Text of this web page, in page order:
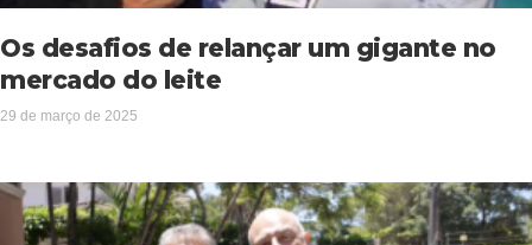
Os desafios de relançar um gigante no
mercado do leite
29 de março de 2025